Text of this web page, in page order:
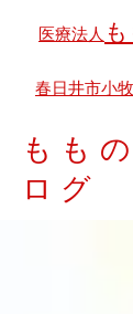
医療法人
春日井市小
もも
ログ